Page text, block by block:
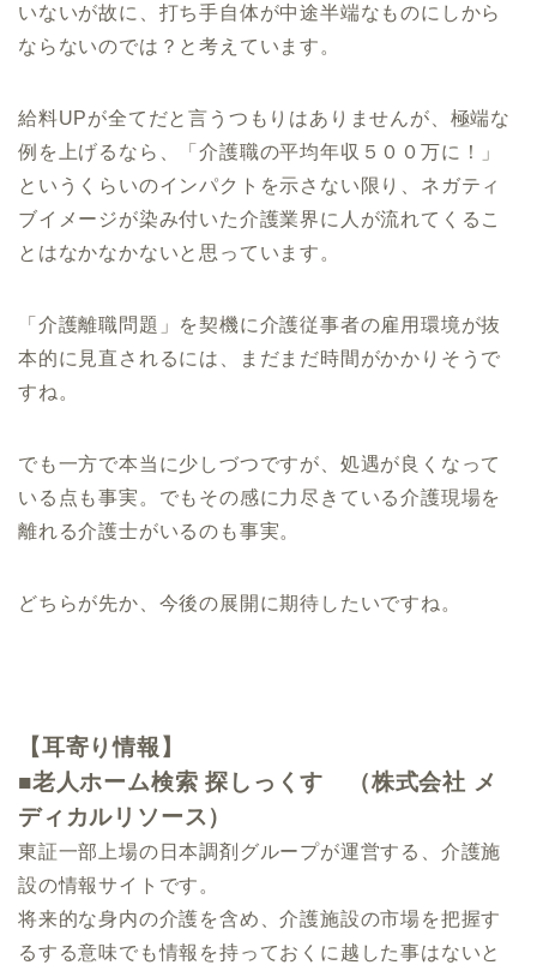
いないが故に、打ち手自体が中途半端なものにしから
ならないのでは？と考えています。
給料UPが全てだと言うつもりはありませんが、極端な
例を上げるなら、「介護職の平均年収５００万に！」
というくらいのインパクトを示さない限り、 ネガティ
ブイメージが染み付いた介護業界に人が流れてくるこ
とはなかなかないと思っています。
「介護離職問題」を契機に介護従事者の雇用環境が抜
本的に見直されるには、まだまだ時間がかかりそうで
すね。
でも一方で本当に少しづつですが、処遇が良くなって
いる点も事実。でもその感に力尽きている介護現場を
離れる介護士がいるのも事実。
どちらが先か、今後の展開に期待したいですね。
【耳寄り情報】
■老人ホーム検索 探しっくす （株式会社 メ
ディカルリソース）
東証一部上場の日本調剤グループが運営する、介護施
設の情報サイトです。
将来的な身内の介護を含め、介護施設の市場を把握す
るする意味でも情報を持っておくに越した事はないと